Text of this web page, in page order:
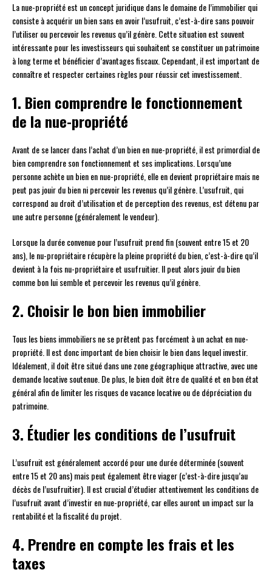
La nue-propriété est un concept juridique dans le domaine de l’immobilier qui
consiste à acquérir un bien sans en avoir l’usufruit, c’est-à-dire sans pouvoir
l’utiliser ou percevoir les revenus qu’il génère. Cette situation est souvent
intéressante pour les investisseurs qui souhaitent se constituer un patrimoine
à long terme et bénéficier d’avantages fiscaux. Cependant, il est important de
connaître et respecter certaines règles pour réussir cet investissement.
1. Bien comprendre le fonctionnement
de la nue-propriété
Avant de se lancer dans l’achat d’un bien en nue-propriété, il est primordial de
bien comprendre son fonctionnement et ses implications. Lorsqu’une
personne achète un bien en nue-propriété, elle en devient propriétaire mais ne
peut pas jouir du bien ni percevoir les revenus qu’il génère. L’usufruit, qui
correspond au droit d’utilisation et de perception des revenus, est détenu par
une autre personne (généralement le vendeur).
Lorsque la durée convenue pour l’usufruit prend fin (souvent entre 15 et 20
ans), le nu-propriétaire récupère la pleine propriété du bien, c’est-à-dire qu’il
devient à la fois nu-propriétaire et usufruitier. Il peut alors jouir du bien
comme bon lui semble et percevoir les revenus qu’il génère.
2. Choisir le bon bien immobilier
Tous les biens immobiliers ne se prêtent pas forcément à un achat en nue-
propriété. Il est donc important de bien choisir le bien dans lequel investir.
Idéalement, il doit être situé dans une zone géographique attractive, avec une
demande locative soutenue. De plus, le bien doit être de qualité et en bon état
général afin de limiter les risques de vacance locative ou de dépréciation du
patrimoine.
3. Étudier les conditions de l’usufruit
L’usufruit est généralement accordé pour une durée déterminée (souvent
entre 15 et 20 ans) mais peut également être viager (c’est-à-dire jusqu’au
décès de l’usufruitier). Il est crucial d’étudier attentivement les conditions de
l’usufruit avant d’investir en nue-propriété, car elles auront un impact sur la
rentabilité et la fiscalité du projet.
4. Prendre en compte les frais et les
taxes